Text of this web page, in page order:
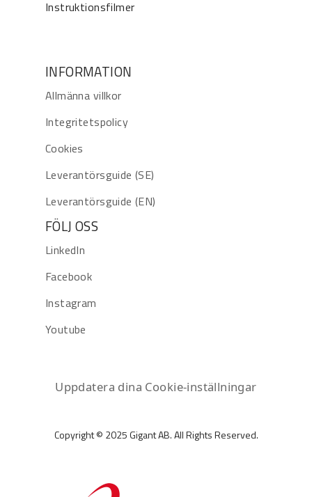
Instruktionsfilmer
INFORMATION
Allmänna villkor
Integritetspolicy
Cookies
Leverantörsguide (SE)
Leverantörsguide (EN)
FÖLJ OSS
LinkedIn
Facebook
Instagram
Youtube
Uppdatera dina Cookie-inställningar
Copyright © 2025 Gigant AB. All Rights Reserved.